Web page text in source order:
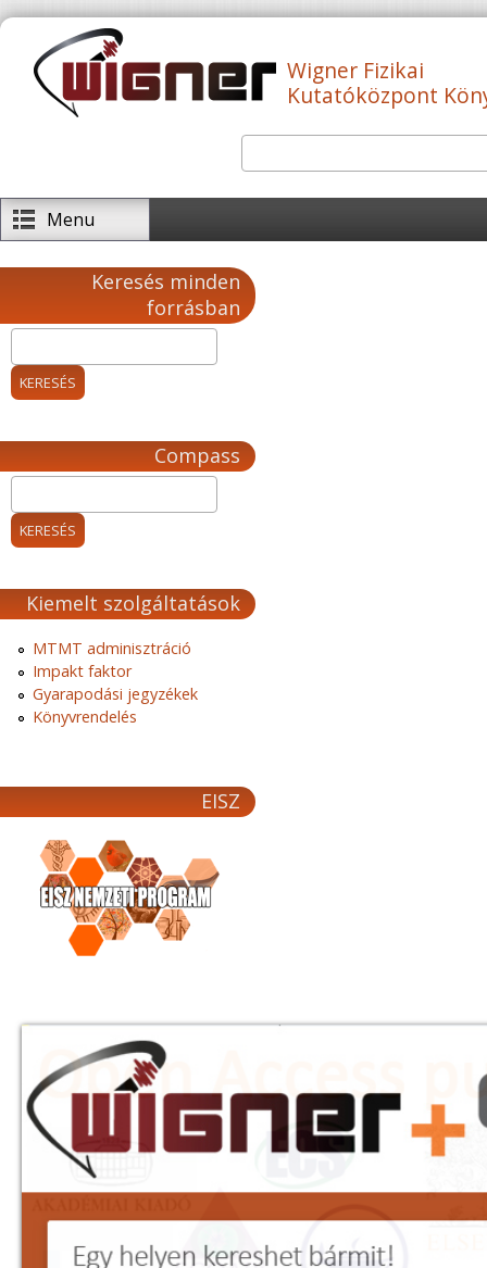
Ugrás a tartalomra
Wigner Fizikai
Kutatóközpont
Keresés űrlap
Menu
Keresés minden
forrásban
Compass
Kiemelt szolgáltatások
MTMT adminisztráció
Impakt faktor
Gyarapodási jegyzékek
Könyvrendelés
EISZ